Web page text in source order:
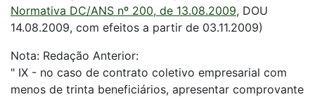
Normativa DC/ANS nº 200, de 13.08.2009, DOU
14.08.2009, com efeitos a partir de 03.11.2009)
Nota: Redação Anterior:
" IX - no caso de contrato coletivo empresarial com
menos de trinta beneficiários, apresentar comprovante